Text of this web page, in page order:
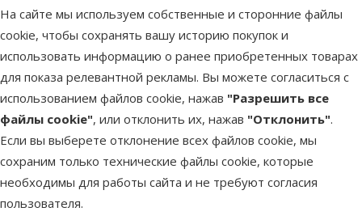
На сайте мы используем собственные и сторонние файлы
cookie, чтобы сохранять вашу историю покупок и
использовать информацию о ранее приобретенных товарах
для показа релевантной рекламы. Вы можете согласиться с
использованием файлов cookie, нажав "Разрешить все
файлы cookie", или отклонить их, нажав "Отклонить".
Если вы выберете отклонение всех файлов cookie, мы
сохраним только технические файлы cookie, которые
необходимы для работы сайта и не требуют согласия
пользователя.
Удобный и прочный ошейник для собак.
По всей длине ошейника с обеих сторон вшиты
светоотражающие элементы, обеспечивающие
безопасность при передвижении в темное время суток.
Предназначен для собак средних пород.
У ошейника регулируемая длина. Обхват шеи собаки должен
составлять от 35 до 51 см.
Размер – M:
Длина: 35–51 см.
Ширина: 2,5 см.